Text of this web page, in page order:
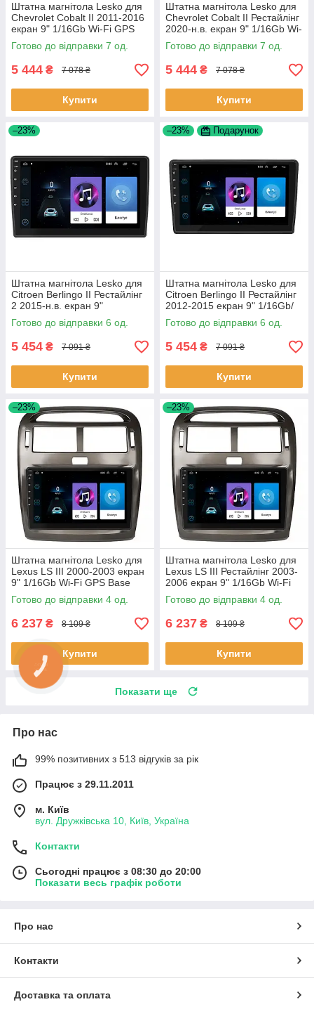
Штатна магнітола Lesko для
Chevrolet Cobalt II 2011-2016
екран 9" 1/16Gb Wi-Fi GPS
Base Шевроле Кобальт 7 шт.
Готово до відправки 7 од.
5 444 ₴ 7 078 ₴
Купити
Штатна магнітола Lesko для
Chevrolet Cobalt II Рестайлінг
2020-н.в. екран 9" 1/16Gb Wi-
Fi GPS Base 7 шт.
Готово до відправки 7 од.
5 444 ₴ 7 078 ₴
Купити
–23%
Штатна магнітола Lesko для
Citroen Berlingo II Рестайлінг
2 2015-н.в. екран 9"
1/16Gb/Wi-Fi GPS Optima 6шт
Готово до відправки 6 од.
5 454 ₴ 7 091 ₴
Купити
–23% Подарунок
Штатна магнітола Lesko для
Citroen Berlingo II Рестайлінг
2012-2015 екран 9" 1/16Gb/
Wi-Fi GPS Optima 6шт
Готово до відправки 6 од.
5 454 ₴ 7 091 ₴
Купити
–23%
Штатна магнітола Lesko для
Lexus LS III 2000-2003 екран
9" 1/16Gb Wi-Fi GPS Base
Лексус 4 шт.
Готово до відправки 4 од.
6 237 ₴ 8 109 ₴
Купити
–23%
Штатна магнітола Lesko для
Lexus LS III Рестайлінг 2003-
2006 екран 9" 1/16Gb Wi-Fi
GPS Base 4 шт.
Готово до відправки 4 од.
6 237 ₴ 8 109 ₴
Купити
Показати ще
Про нас
99% позитивних з 513 відгуків за рік
Працює з 29.11.2011
м. Київ
вул. Дружківська 10, Київ, Україна
Контакти
Сьогодні працює з 08:30 до 20:00
Показати весь графік роботи
Про нас
Контакти
Доставка та оплата